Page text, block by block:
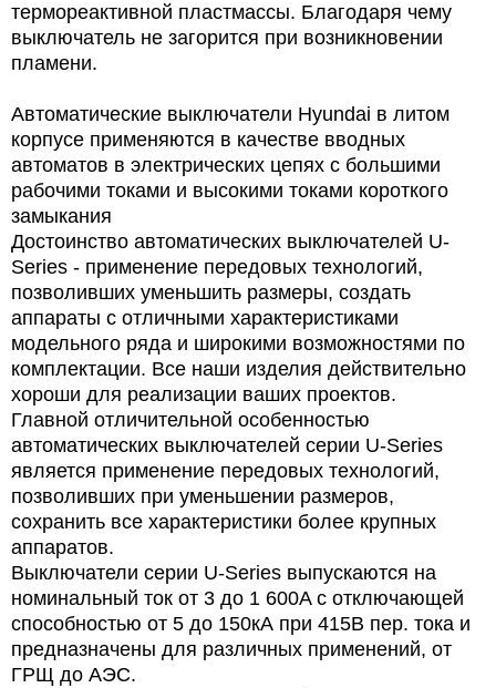
термореактивной пластмассы. Благодаря чему
выключатель не загорится при возникновении
пламени.
Автоматические выключатели Hyundai в литом
корпусе применяются в качестве вводных
автоматов в электрических цепях с большими
рабочими токами и высокими токами короткого
замыкания
Достоинство автоматических выключателей U-
Series - применение передовых технологий,
позволивших уменьшить размеры, создать
аппараты с отличными характеристиками
модельного ряда и широкими возможностями по
комплектации. Все наши изделия действительно
хороши для реализации ваших проектов.
Главной отличительной особенностью
автоматических выключателей серии U-Series
является применение передовых технологий,
позволивших при уменьшении размеров,
сохранить все характеристики более крупных
аппаратов.
Выключатели серии U-Series выпускаются на
номинальный ток от 3 до 1 600A с отключающей
способностью от 5 до 150кА при 415В пер. тока и
предназначены для различных применений, от
ГРЩ до АЭС.